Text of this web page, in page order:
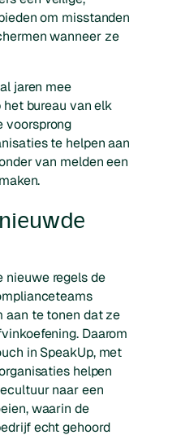
om misstanden
wanneer ze
jaren mee
het bureau van elk
voorsprong
te helpen aan
van melden een
nieuwe regels de
aan te tonen dat ze
Daarom
in SpeakUp, met
helpen
naar een
waarin de
echt gehoord